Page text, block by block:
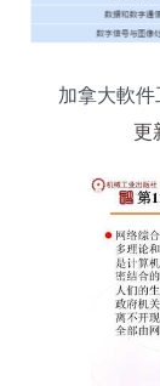
加拿大軟
更